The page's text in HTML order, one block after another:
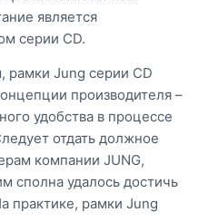
является
серии CD.
рамки Jung серии CD
производителя –
удобства в процессе
отдать должное
компании JUNG,
сполна удалось достичь
практике, рамки Jung